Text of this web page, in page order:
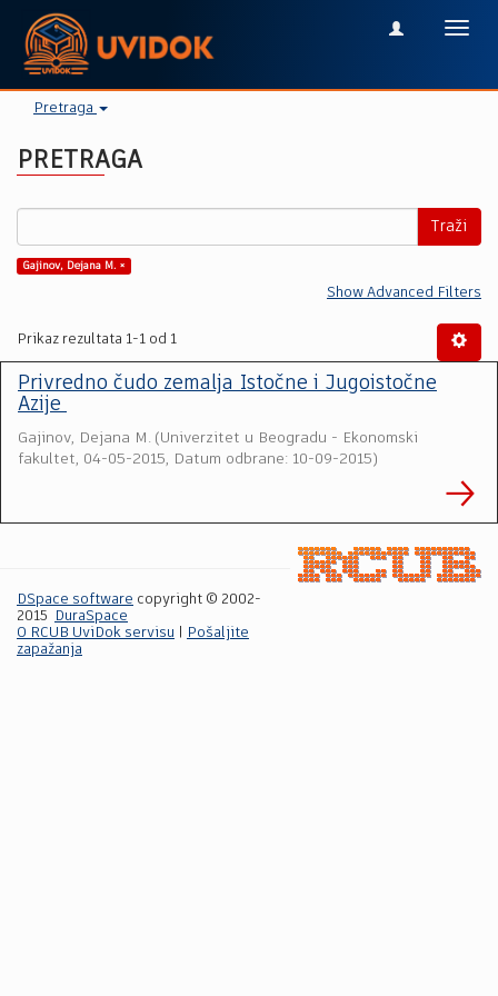
Pretraga
PRETRAGA
Traži
Gajinov, Dejana M. ×
Show Advanced Filters
Prikaz rezultata 1-1 od 1
Privredno čudo zemalja Istočne i Jugoistočne
Azije
Gajinov, Dejana M. (Univerzitet u Beogradu - Ekonomski
fakultet, 04-05-2015, Datum odbrane: 10-09-2015)
DSpace software copyright © 2002-
2015
DuraSpace
O RCUB UviDok servisu
Pošaljite
zapažanja